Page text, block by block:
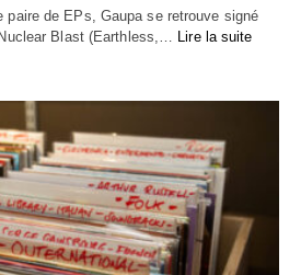
paire de EPs, Gaupa se retrouve signé
Blast (Earthless,…
Lire la suite